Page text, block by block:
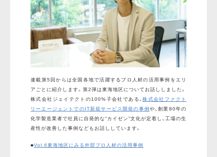
連載第5回からは全国各地で活躍するプロ人材の活用事例をエリ
アごとに紹介します。第2弾は東海地区についてお話ししました。
株式会社ジェイテクトの100%子会社である、株式会社ファクト
リーエージェントでのIT新規サービス開発の事例や、創業80年の
化学製造業者で社員に自発的な“カイゼン”文化が定着し、工場の生
産性が改善した事例などもお話ししています。
■Vol.6東海地区にみる外部プロ人材の活用事例